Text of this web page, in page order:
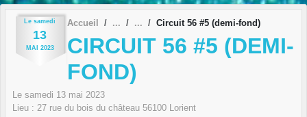
Le samedi
13
MAI 2023
Accueil Circuit 56 #5 (demi-fond)
CIRCUIT 56 #5 (DEMI-
FOND)
Le samedi 13 mai 2023
Lieu : 27 rue du bois du château 56100 Lorient